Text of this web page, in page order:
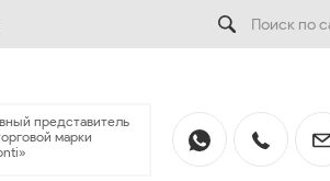
представитель
марки